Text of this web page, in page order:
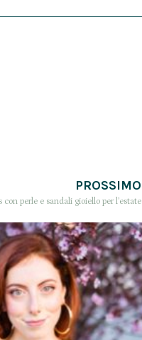
PROSSIMO
perle e sandali gioiello per l’estate